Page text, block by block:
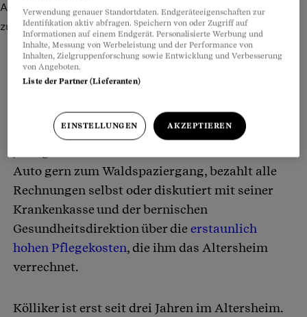
Altersheim verrechnet Fr. 728.50 für die Erinnerung, genug
zu trinken. Bild: Getty Images
Artikel teilen
Hans Kölliker ist der vielleicht fitteste 99-
Auto gern zum Waldspaziergang, bezahlt alle
Rechnungen selbst oder diskutiert mit seiner
Krankenkasse und der bernischen
Gesundheitsdirektion über dieerstaunlich
hohen Pflegekosten, die ihm das Altersheim
verrechnet.
Kölliker ist erst seit drei Jahren im Altersheim.
Verwendung genauer Standortdaten. Endgeräteeigenschaften zur
Identifikation aktiv abfragen. Speichern von oder Zugriff auf
Informationen auf einem Endgerät. Personalisierte Werbung und
Inhalte, Messung von Werbeleistung und der Performance von
Inhalten, Zielgruppenforschung sowie Entwicklung und Verbesserung
von Angeboten.
Liste der Partner (Lieferanten)
EINSTELLUNGEN AKZEPTIEREN